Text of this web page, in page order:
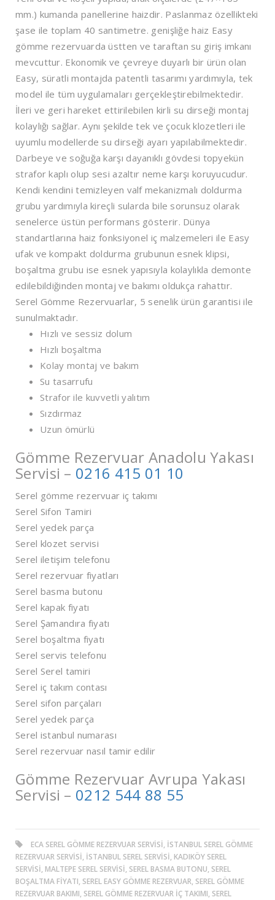
mm.) kumanda panellerine haizdir. Paslanmaz özellikteki
şase ile toplam 40 santimetre. genişliğe haiz Easy
gömme rezervuarda üstten ve taraftan su giriş imkanı
mevcuttur. Ekonomik ve çevreye duyarlı bir ürün olan
Easy, süratli montajda patentli tasarımı yardımıyla, tek
model ile tüm uygulamaları gerçekleştirebilmektedir.
İleri ve geri hareket ettirilebilen kirli su dirseği montaj
kolaylığı sağlar. Aynı şekilde tek ve çocuk klozetleri ile
uyumlu modellerde su dirseği ayarı yapılabilmektedir.
Darbeye ve soğuğa karşı dayanıklı gövdesi topyekün
strafor kaplı olup sesi azaltır neme karşı koruyucudur.
Kendi kendini temizleyen valf mekanizmalı doldurma
grubu yardımıyla kireçli sularda bile sorunsuz olarak
senelerce üstün performans gösterir. Dünya
standartlarına haiz fonksiyonel iç malzemeleri ile Easy
ufak ve kompakt doldurma grubunun esnek klipsi,
boşaltma grubu ise esnek yapısıyla kolaylıkla demonte
edilebildiğinden montaj ve bakımı oldukça rahattır.
Serel Gömme Rezervuarlar, 5 senelik ürün garantisi ile
sunulmaktadır.
Hızlı ve sessiz dolum
Hızlı boşaltma
Kolay montaj ve bakım
Su tasarrufu
Strafor ile kuvvetli yalıtım
Sızdırmaz
Uzun ömürlü
Gömme Rezervuar Anadolu Yakası
Servisi – 0216 415 01 10
Serel gömme rezervuar iç takımı
Serel Sifon Tamiri
Serel yedek parça
Serel klozet servisi
Serel iletişim telefonu
Serel rezervuar fiyatları
Serel basma butonu
Serel kapak fiyatı
Serel Şamandıra fiyatı
Serel boşaltma fiyatı
Serel servis telefonu
Serel Serel tamiri
Serel iç takım contası
Serel sifon parçaları
Serel yedek parça
Serel istanbul numarası
Serel rezervuar nasıl tamir edilir
Gömme Rezervuar Avrupa Yakası
Servisi – 0212 544 88 55
ECA SEREL GÖMME REZERVUAR SERVISI, ISTANBUL SEREL GÖMME
REZERVUAR SERVISI, ISTANBUL SEREL SERVISI, KADIKÖY SEREL
SERVISI, MALTEPE SEREL SERVISI, SEREL BASMA BUTONU, SEREL
BOŞALTMA FIYATI, SEREL EASY GÖMME REZERVUAR, SEREL GÖMME
REZERVUAR BAKIMI, SEREL GÖMME REZERVUAR IÇ TAKIMI, SEREL